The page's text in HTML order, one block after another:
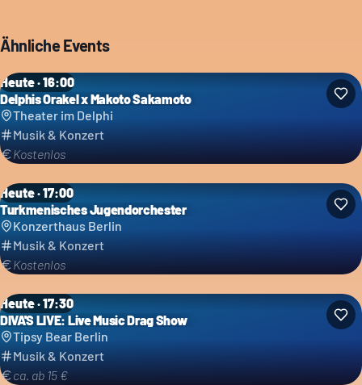
Ähnliche Events
Heute · 16:00
Delphis Orakel x Makoto Sakamoto
Theater im Delphi
Musik & Konzert
Kostenlos
Heute · 17:00
Turkmenisches Jugendorchester
Konzerthaus Berlin
Musik & Konzert
Kostenlos
Heute · 17:30
DIVA'S LIVE: Live Music Drag Show
Tipsy Bear Berlin
Musik & Konzert
ca. ab 15 €